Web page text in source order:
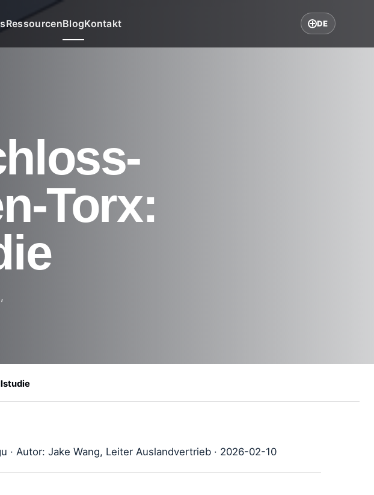
RessourcenBlogKontakt DE
Torx:
· Autor: Jake Wang, Leiter Auslandvertrieb · 2026-02-10